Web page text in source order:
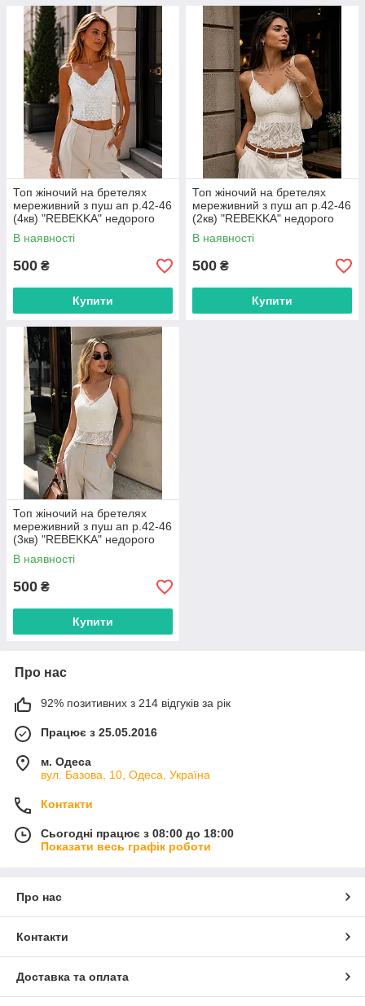
Топ жіночий на бретелях
мереживний з пуш ап р.42-46
(4кв) "REBEKKA" недорого
гуртом від прямого
постачальника
В наявності
500 ₴
Купити
Топ жіночий на бретелях
мереживний з пуш ап р.42-46
(2кв) "REBEKKA" недорого
гуртом від прямого
постачальника
В наявності
500 ₴
Купити
Топ жіночий на бретелях
мереживний з пуш ап р.42-46
(3кв) "REBEKKA" недорого
гуртом від прямого
постачальника
В наявності
500 ₴
Купити
Про нас
92% позитивних з 214 відгуків за рік
Працює з 25.05.2016
м. Одеса
вул. Базова, 10, Одеса, Україна
Контакти
Сьогодні працює з 08:00 до 18:00
Показати весь графік роботи
Про нас
Контакти
Доставка та оплата